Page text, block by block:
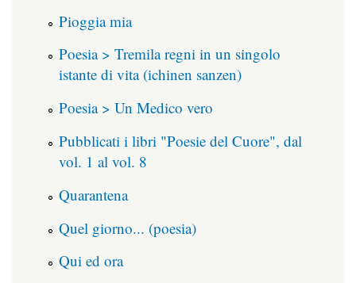
Pioggia mia
Poesia > Tremila regni in un singolo
istante di vita (ichinen sanzen)
Poesia > Un Medico vero
Pubblicati i libri "Poesie del Cuore", dal
vol. 1 al vol. 8
Quarantena
Quel giorno... (poesia)
Qui ed ora